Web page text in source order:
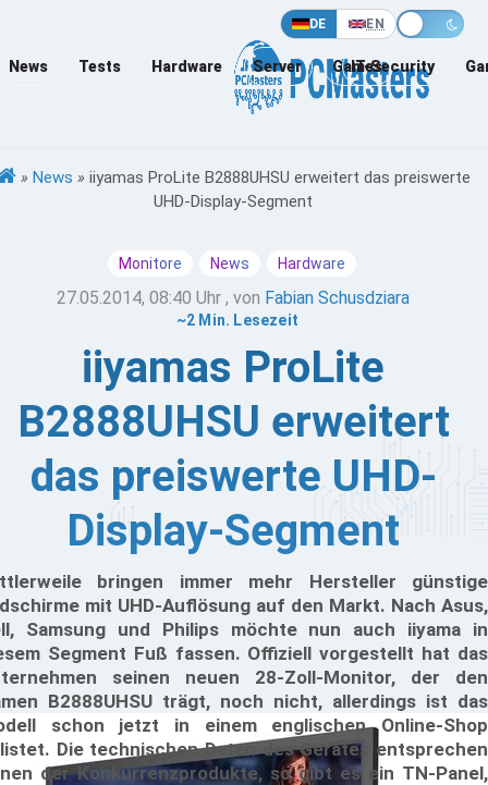
DE EN
News Tests Hardware Server Games
IT-Security
» News » iiyamas ProLite B2888UHSU erweitert das preiswerte
UHD-Display-Segment
Monitore News Hardware
27.05.2014, 08:40 Uhr , von Fabian Schusdziara
~2 Min. Lesezeit
iiyamas ProLite
B2888UHSU erweitert
das preiswerte UHD-
Display-Segment
bringen immer mehr Hersteller günstige
mit UHD-Auflösung auf den Markt. Nach Asus,
Samsung und Philips möchte nun auch iiyama in
Segment Fuß fassen. Offiziell vorgestellt hat das
seinen neuen 28-Zoll-Monitor, der den
B2888UHSU trägt, noch nicht, allerdings ist das
schon jetzt in einem englischen Online-Shop
Die technischen Daten des Gerätes entsprechen
der Konkurrenzprodukte, so gibt es ein TN-Panel,